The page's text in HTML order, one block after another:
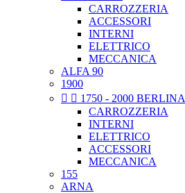
CARROZZERIA
ACCESSORI
INTERNI
ELETTRICO
MECCANICA
ALFA 90
1900
  1750 - 2000 BERLINA
CARROZZERIA
INTERNI
ELETTRICO
ACCESSORI
MECCANICA
155
ARNA